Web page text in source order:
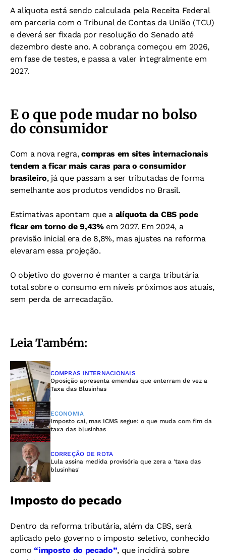
A alíquota está sendo calculada pela Receita Federal
em parceria com o Tribunal de Contas da União (TCU)
e deverá ser fixada por resolução do Senado até
dezembro deste ano. A cobrança começou em 2026,
em fase de testes, e passa a valer integralmente em
2027.
E o que pode mudar no bolso
do consumidor
Com a nova regra,compras em sites internacionais
tendem a ficar mais caras para o consumidor
brasileiro, já que passam a ser tributadas de forma
semelhante aos produtos vendidos no Brasil.
Estimativas apontam que a alíquota da CBS pode
ficar em torno de 9,43%em 2027. Em 2024, a
previsão inicial era de 8,8%, mas ajustes na reforma
elevaram essa projeção.
O objetivo do governo é manter a carga tributária
total sobre o consumo em níveis próximos aos atuais,
sem perda de arrecadação.
Leia Também:
COMPRAS INTERNACIONAIS
Oposição apresenta emendas que enterram de vez a
Taxa das Blusinhas
ECONOMIA
Imposto cai, mas ICMS segue: o que muda com fim da
taxa das blusinhas
CORREÇÃO DE ROTA
Lula assina medida provisória que zera a 'taxa das
blusinhas'
Imposto do pecado
Dentro da reforma tributária, além da CBS, será
aplicado pelo governo o imposto seletivo, conhecido
como“imposto do pecado”, que incidirá sobre